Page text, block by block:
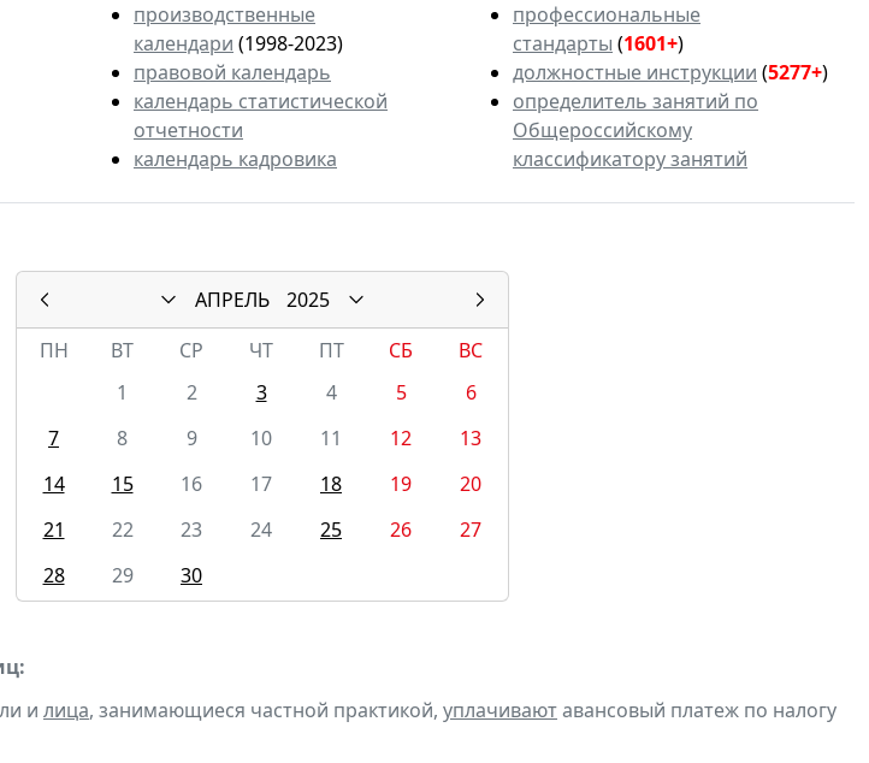
производственные
календари (1998-2023)
правовой календарь
календарь статистической
отчетности
календарь кадровика
профессиональные
стандарты (1601+)
должностные инструкции (5277+)
определитель занятий по
Общероссийскому
классификатору занятий
АПРЕЛЬ
2025
ПН
ВТ СР ЧТ ПТ СБ
ВС
1
2 3 4 5
6
7
8 9 10 11 12
13
14
15 16 17 18 19
20
21
22 23 24 25 26
27
28
29 30
и лица, занимающиеся частной практикой, уплачиваютавансовый платеж по налогу